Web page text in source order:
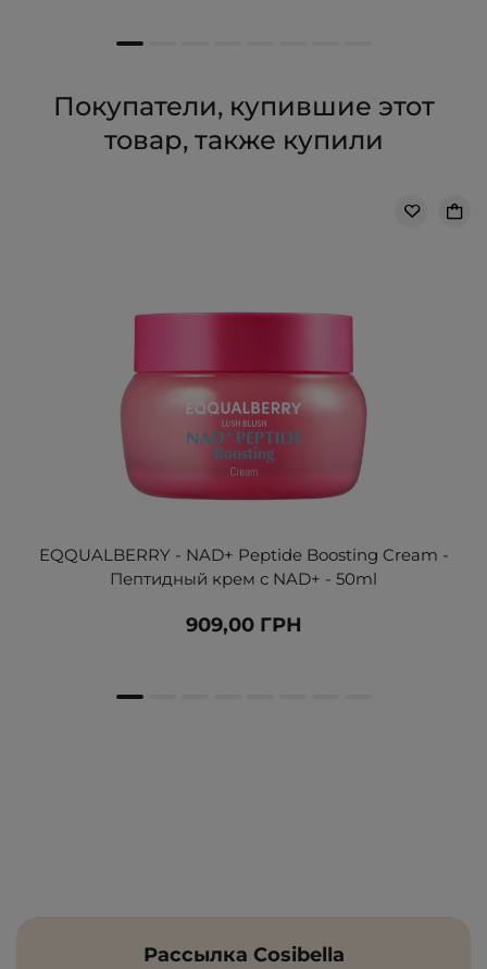
Покупатели, купившие этот
товар, также купили
EQQUALBERRY - NAD+ Peptide Boosting Cream -
Пептидный крем с NAD+ - 50ml
909,00 ГРН
Рассылка Cosibella